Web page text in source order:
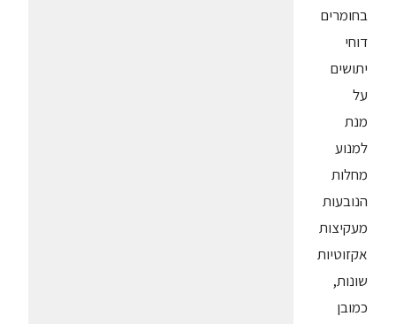
בחומרים
דוחי
יתושים
על
מנת
למנוע
מחלות
הנובעות
מעקיצות
אקזוטיות
שונות,
כמובן